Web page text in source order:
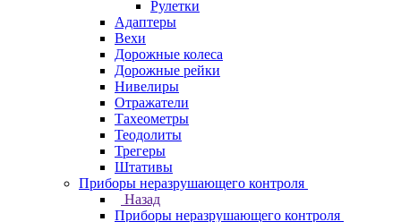
Рулетки
Адаптеры
Вехи
Дорожные колеса
Дорожные рейки
Нивелиры
Отражатели
Тахеометры
Теодолиты
Трегеры
Штативы
Приборы неразрушающего контроля
Назад
Приборы неразрушающего контроля